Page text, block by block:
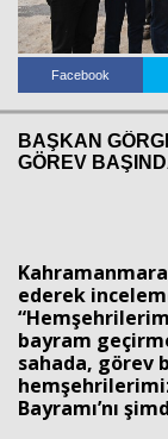
Facebook
BAŞKAN
GÖREV
ederek
bayram
sahada, görev
Bayramı’nı